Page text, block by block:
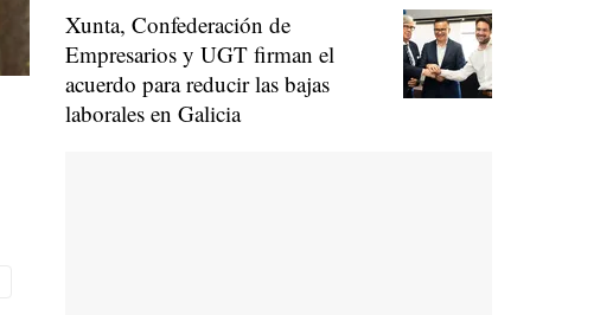
Xunta, Confederación de
Empresarios y UGT firman el
acuerdo para reducir las bajas
laborales en Galicia